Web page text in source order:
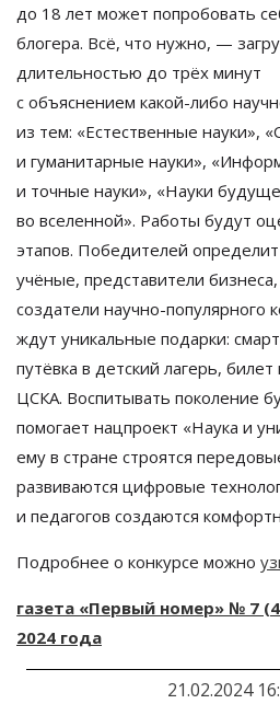
до 18 лет может попробовать
блогера. Всё, что нужно, —
длительностью до трёх минут
с объяснением какой-либо
из тем: «Естественные науки», «
и гуманитарные науки», «
и точные науки», «Науки
во вселенной». Работы будут
этапов. Победителей
учёные, представители бизнеса,
создатели научно-популярного
ждут уникальные подарки:
путёвка в детский лагерь, билет
ЦСКА. Воспитывать поколение
помогает нацпроект «Наука и
ему в стране строятся
развиваются цифровые
и педагогов создаются
Подробнее о конкурсе можно
газета «Первый номер» № 7
2024 года
21.02.2024